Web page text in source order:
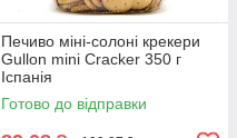
Печиво міні-солоні крекери
Gullon mini Cracker 350 г
Іспанія
Готово до відправки